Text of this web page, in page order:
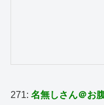
271:名無しさん＠お